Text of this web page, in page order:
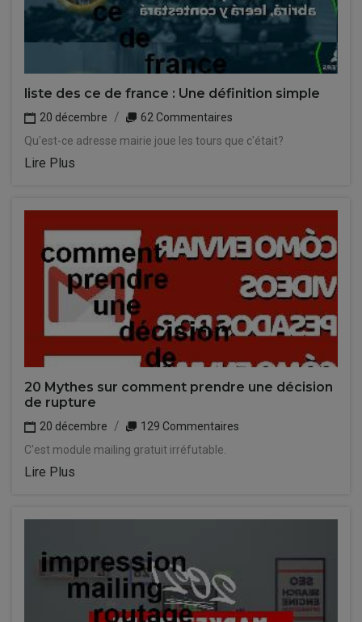
liste des ce de france : Une définition simple
20 décembre
62 Commentaires
Qu'est-ce adresse mairie joue les tours que c'était?
Lire Plus
20 Mythes sur comment prendre une décision
de rupture
20 décembre
129 Commentaires
C'est module mailing gratuit irréfutable.
Lire Plus